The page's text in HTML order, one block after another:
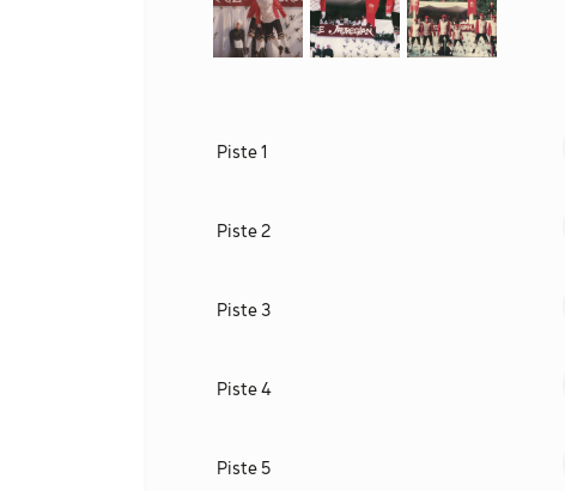
Piste 1
Piste 2
Piste 3
Piste 4
Piste 5